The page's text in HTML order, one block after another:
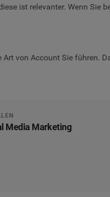
ist relevanter. Wenn Sie
von Account Sie führen.
Media Marketing